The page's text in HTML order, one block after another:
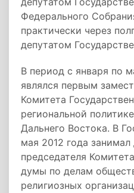
Федерального
практически через
депутатом
В период с января по
являлся первым
Комитета
региональной
Дальнего Востока. В
мая 2012 года
председателя
думы по делам
религиозных